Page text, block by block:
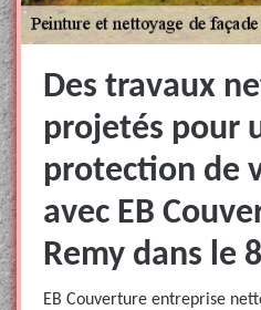
Des travaux
projetés pour
protection de
avec EB
Remy dans le
EB Couverture entreprise